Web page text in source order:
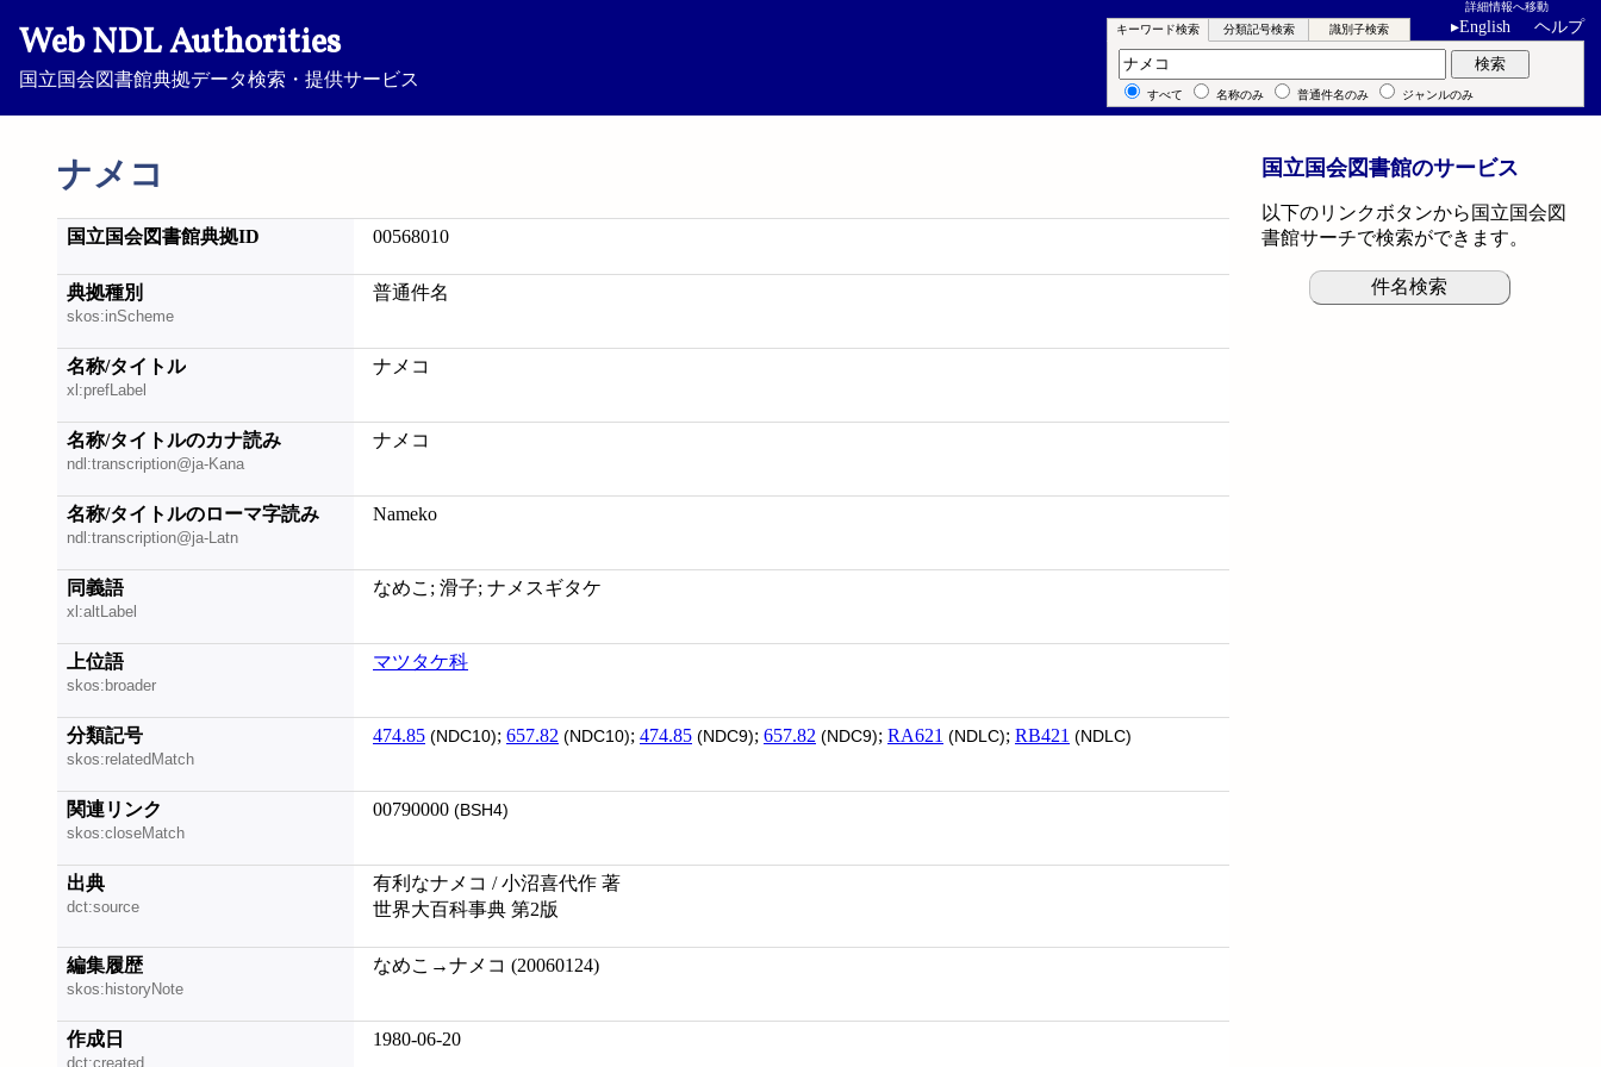
Web NDL Authorities
国立国会図書館典拠データ検索・提供サービス
詳細情報へ移動
▸English ヘルプ
ナメコ
キーワード検索 分類記号検索 識別子検索
キーワード検索 検索
すべて 名称のみ 普通件名のみ ジャンルのみ
国立国会図書館典拠ID 00568010
典拠種別
skos:inScheme
普通件名
名称/タイトル
xl:prefLabel
ナメコ
名称/タイトルのカナ読み
ndl:transcription@ja-Kana
ナメコ
名称/タイトルのローマ字読み
ndl:transcription@ja-Latn
Nameko
同義語
xl:altLabel
なめこ; 滑子; ナメスギタケ
上位語
skos:broader
マツタケ科
分類記号
skos:relatedMatch
474.85 (NDC10); 657.82 (NDC10); 474.85 (NDC9); 657.82 (NDC9); RA621 (NDLC); RB421 (NDLC)
関連リンク
skos:closeMatch
00790000 (BSH4)
出典
dct:source
有利なナメコ / 小沼喜代作 著
世界大百科事典 第2版
編集履歴
skos:historyNote
なめこ→ナメコ (20060124)
作成日
dct:created
1980-06-20
国立国会図書館のサービス
以下のリンクボタンから国立国会図
書館サーチで検索ができます。
件名検索